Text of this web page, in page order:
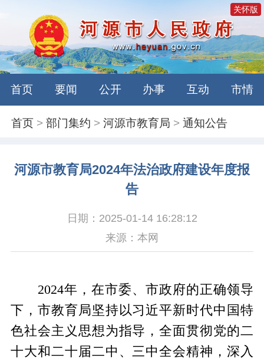
关怀版
首页 要闻 公开 办事 互动 市情
首页 >部门集约 >河源市教育局 >通知公告
河源市教育局2024年法治政府建设年度报
告
日期：2025-01-14 16:28:12
来源：本网
2024年，在市委、市政府的正确领导
下，市教育局坚持以习近平新时代中国特
色社会主义思想为指导，全面贯彻党的二
十大和二十届二中、三中全会精神，深入